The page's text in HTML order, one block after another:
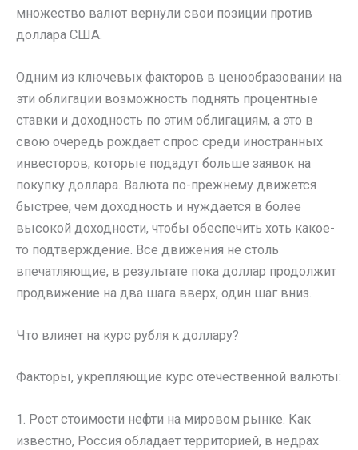
множество валют вернули свои позиции против
доллара США.
Одним из ключевых факторов в ценообразовании на
эти облигации возможность поднять процентные
ставки и доходность по этим облигациям, а это в
свою очередь рождает спрос среди иностранных
инвесторов, которые подадут больше заявок на
покупку доллара. Валюта по-прежнему движется
быстрее, чем доходность и нуждается в более
высокой доходности, чтобы обеспечить хоть какое-
то подтверждение. Все движения не столь
впечатляющие, в результате пока доллар продолжит
продвижение на два шага вверх, один шаг вниз.
Что влияет на курс рубля к доллару?
Факторы, укрепляющие курс отечественной валюты:
1. Рост стоимости нефти на мировом рынке. Как
известно, Россия обладает территорией, в недрах